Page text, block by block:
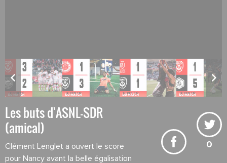
Les buts d'ASNL-SDR
(amical)
Clément Lenglet a ouvert le score
pour Nancy avant la belle égalisation
0